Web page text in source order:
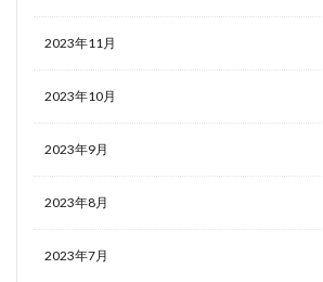
2023年11月
2023年10月
2023年9月
2023年8月
2023年7月